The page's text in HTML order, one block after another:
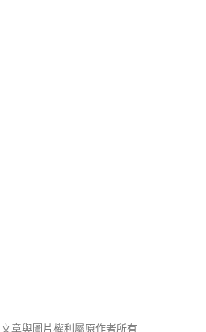
文章與圖片權利屬原作者所有